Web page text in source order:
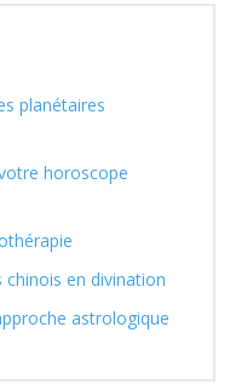
planétaires
horoscope
chinois en divination
astrologique